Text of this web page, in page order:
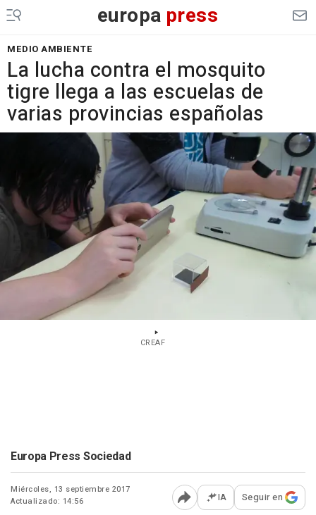
europa press
MEDIO AMBIENTE
La lucha contra el mosquito
tigre llega a las escuelas de
varias provincias españolas
CREAF
Europa Press Sociedad
Miércoles, 13 septiembre 2017
Actualizado: 14:56
Abrir opciones para
IA Seguir en